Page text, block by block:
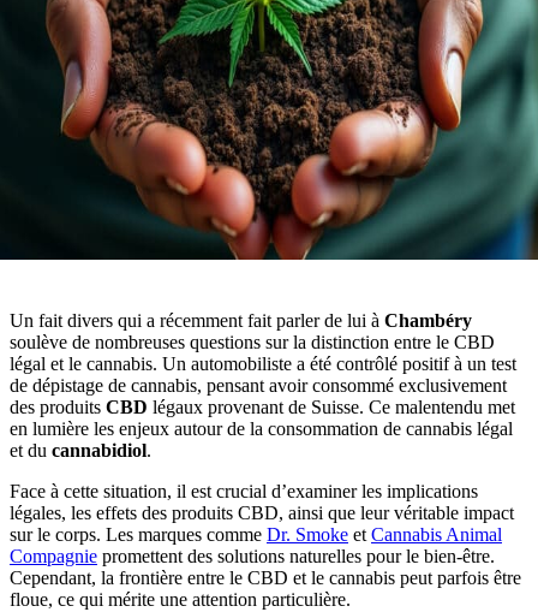
Un fait divers qui a récemment fait parler de lui à Chambéry
soulève de nombreuses questions sur la distinction entre le CBD
légal et le cannabis. Un automobiliste a été contrôlé positif à un test
de dépistage de cannabis, pensant avoir consommé exclusivement
des produits CBD légaux provenant de Suisse. Ce malentendu met
en lumière les enjeux autour de la consommation de cannabis légal
et du cannabidiol.
Face à cette situation, il est crucial d’examiner les implications
légales, les effets des produits CBD, ainsi que leur véritable impact
sur le corps. Les marques comme Dr. Smoke et Cannabis Animal
Compagnie promettent des solutions naturelles pour le bien-être.
Cependant, la frontière entre le CBD et le cannabis peut parfois être
floue, ce qui mérite une attention particulière.